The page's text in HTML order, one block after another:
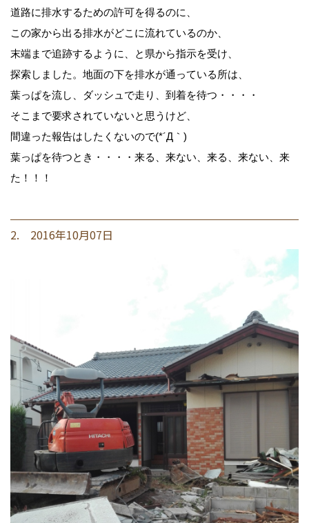
道路に排水するための許可を得るのに、
この家から出る排水がどこに流れているのか、
末端まで追跡するように、と県から指示を受け、
探索しました。地面の下を排水が通っている所は、
葉っぱを流し、ダッシュで走り、到着を待つ・・・・
そこまで要求されていないと思うけど、
間違った報告はしたくないので(*´Д｀)
葉っぱを待つとき・・・・来る、来ない、来る、来ない、来
た！！！
2. 2016年10月07日